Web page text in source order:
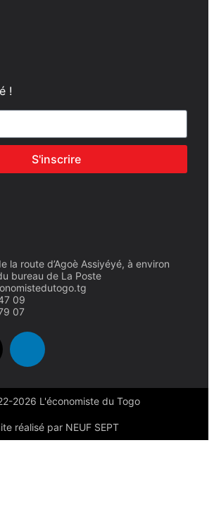
!
S'inscrire
la route d’Agoè Assiyéyé, à environ
bureau de La Poste
09
07
2026 L'économiste du Togo
réalisé par NEUF SEPT